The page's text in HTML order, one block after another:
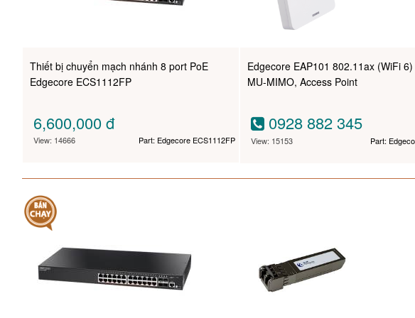
Thiết bị chuyển mạch nhánh 8 port PoE
Edgecore ECS1112FP
6,600,000đ
View: 14666 Part: Edgecore ECS1112FP
Edgecore EAP101 802.11ax (WiFi
MU-MIMO, Access Point
0928 882 345
View: 15153 Part: